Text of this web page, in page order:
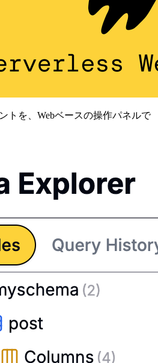
トを、Webベースの操作パネルで